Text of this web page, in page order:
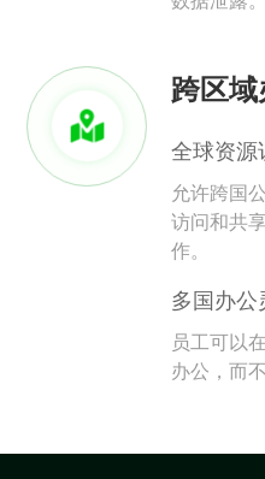
跨区
全球资源
允许跨国
访问和共
作。
多国办公
员工可以
办公，而